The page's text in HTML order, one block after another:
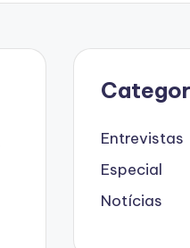
Entrevistas
Especial
Notícias